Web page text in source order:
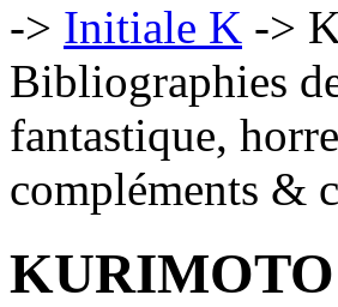
Initiale K
Bibliographies
fantastique,
compléments &